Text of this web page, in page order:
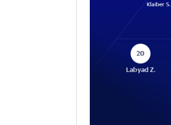
Klaiber S.
20
Labyad Z.